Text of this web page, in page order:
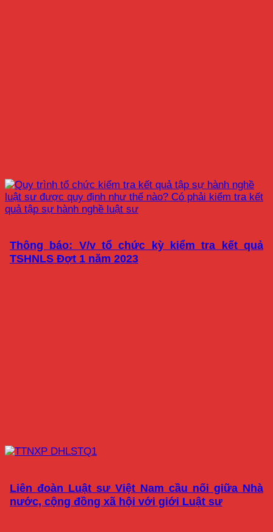
Thông báo: V/v tổ chức kỳ kiểm tra kết quả
TSHNLS Đợt 1 năm 2023
Liên đoàn Luật sư Việt Nam cầu nối giữa Nhà
nước, cộng đồng xã hội với giới Luật sư